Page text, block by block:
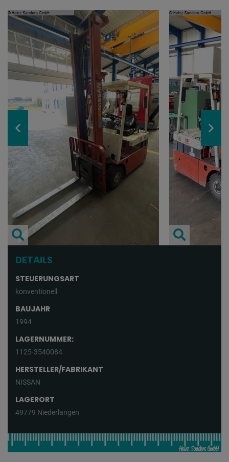
DETAILS
STEUERUNGSART
konventionell
BAUJAHR
1994
LAGERNUMMER:
1125-3540084
HERSTELLER/FABRIKANT
NISSAN
LAGERORT
49779 Niederlangen